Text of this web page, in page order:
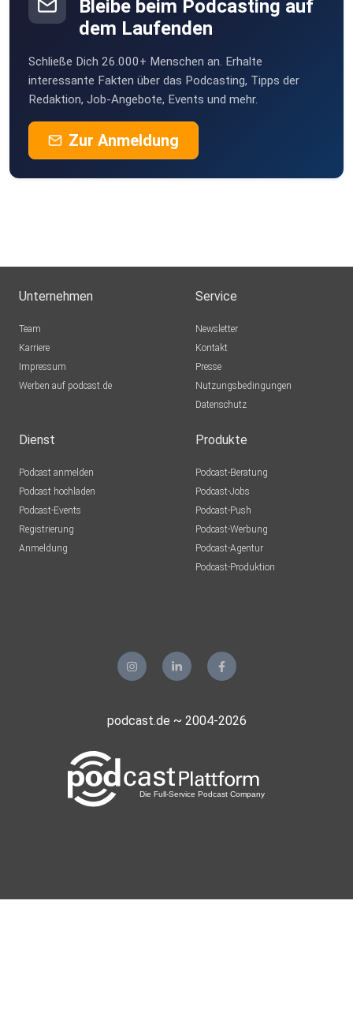
Bleibe beim Podcasting auf
dem Laufenden
Schließe Dich 26.000+ Menschen an. Erhalte
interessante Fakten über das Podcasting, Tipps der
Redaktion, Job-Angebote, Events und mehr.
Zur Anmeldung
Unternehmen
Team
Karriere
Impressum
Werben auf podcast.de
Service
Newsletter
Kontakt
Presse
Nutzungsbedingungen
Datenschutz
Dienst
Podcast anmelden
Podcast hochladen
Podcast-Events
Registrierung
Anmeldung
Produkte
Podcast-Beratung
Podcast-Jobs
Podcast-Push
Podcast-Werbung
Podcast-Agentur
Podcast-Produktion
podcast.de ~ 2004-2026